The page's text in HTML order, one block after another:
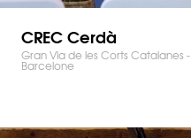
CREC Cerdà
Gran Via de les Corts Catalanes -
Barcelone